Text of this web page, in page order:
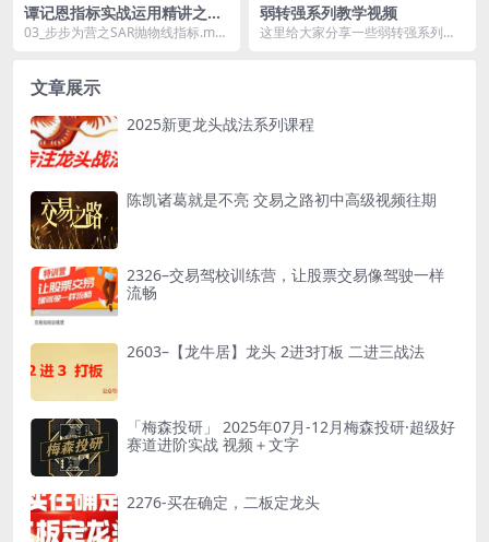
谭记恩指标实战运用精讲之强
弱篇
03_步步为营之SAR抛物线指标.mp
弱转强系列教学视频
这里给大家分享一些弱转强系列的
文章展示
2025新更龙头战法系列课程
陈凯诸葛就是不亮 交易之路初中高级视频往期
2326–交易驾校训练营，让股票交易像驾驶一样
流畅
2603–【龙牛居】龙头 2进3打板 二进三战法
「梅森投研」 2025年07月-12月梅森投研·超级好
赛道进阶实战 视频＋文字
2276-买在确定，二板定龙头